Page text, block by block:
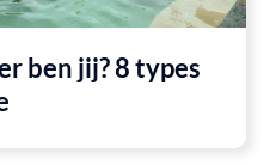
ben jij? 8 types